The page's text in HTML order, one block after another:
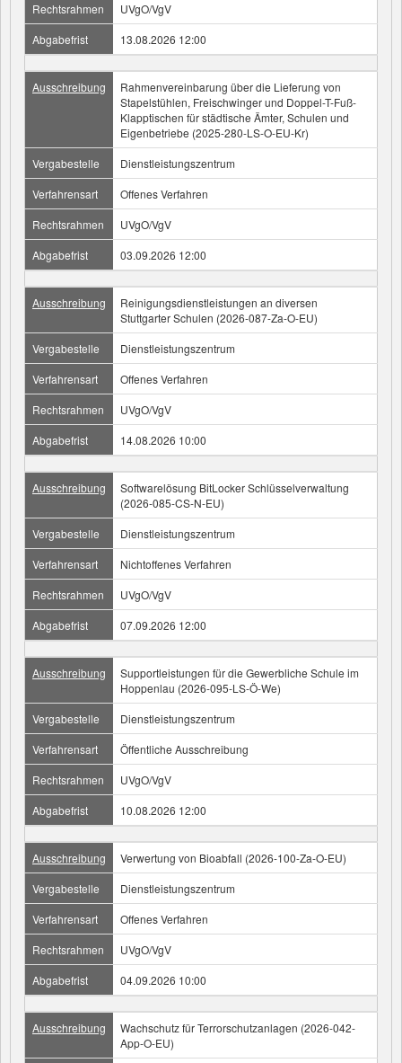
Rechtsrahmen
UVgO/VgV
Abgabefrist
13.08.2026 12:00
Ausschreibung
Rahmenvereinbarung über die Lieferung von
Stapelstühlen, Freischwinger und Doppel-T-Fuß-
Klapptischen für städtische Ämter, Schulen und
Eigenbetriebe (2025-280-LS-O-EU-Kr)
Vergabestelle
Dienstleistungszentrum
Verfahrensart
Offenes Verfahren
Rechtsrahmen
UVgO/VgV
Abgabefrist
03.09.2026 12:00
Ausschreibung
Reinigungsdienstleistungen an diversen
Stuttgarter Schulen (2026-087-Za-O-EU)
Vergabestelle
Dienstleistungszentrum
Verfahrensart
Offenes Verfahren
Rechtsrahmen
UVgO/VgV
Abgabefrist
14.08.2026 10:00
Ausschreibung
Softwarelösung BitLocker Schlüsselverwaltung
(2026-085-CS-N-EU)
Vergabestelle
Dienstleistungszentrum
Verfahrensart
Nichtoffenes Verfahren
Rechtsrahmen
UVgO/VgV
Abgabefrist
07.09.2026 12:00
Ausschreibung
Supportleistungen für die Gewerbliche Schule im
Hoppenlau (2026-095-LS-Ö-We)
Vergabestelle
Dienstleistungszentrum
Verfahrensart
Öffentliche Ausschreibung
Rechtsrahmen
UVgO/VgV
Abgabefrist
10.08.2026 12:00
Ausschreibung
Verwertung von Bioabfall (2026-100-Za-O-EU)
Vergabestelle
Dienstleistungszentrum
Verfahrensart
Offenes Verfahren
Rechtsrahmen
UVgO/VgV
Abgabefrist
04.09.2026 10:00
Ausschreibung
Wachschutz für Terrorschutzanlagen (2026-042-
App-O-EU)